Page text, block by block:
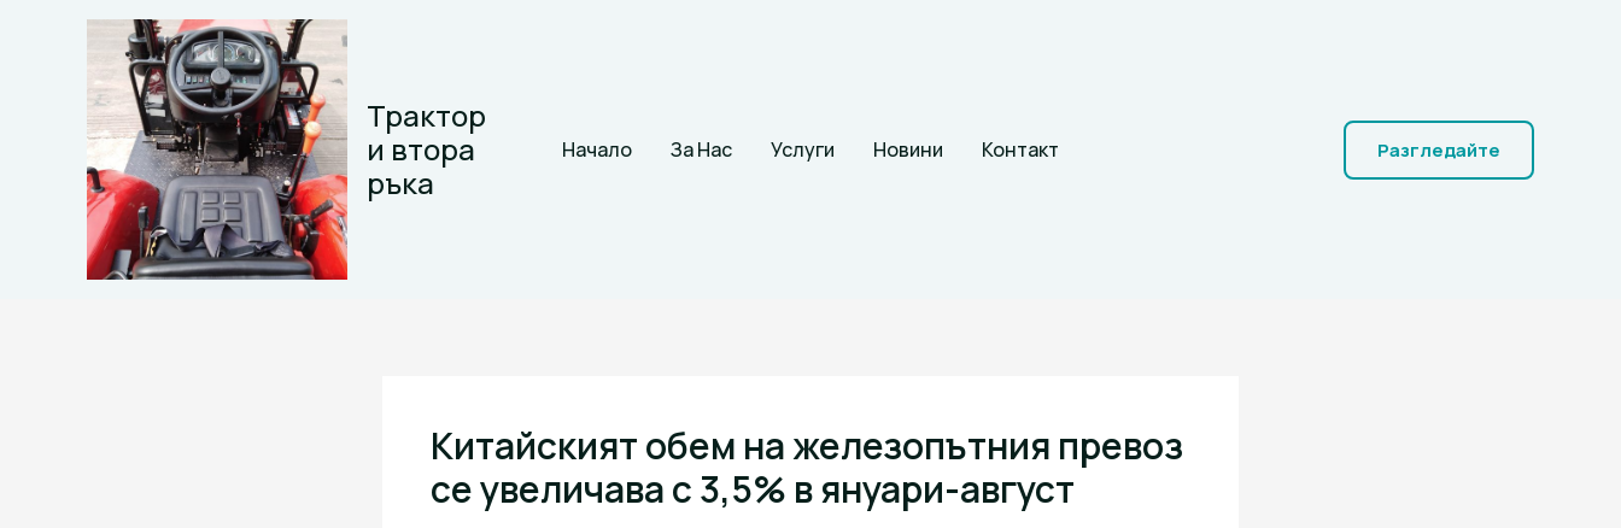
Трактор
и втора
ръка
Начало За Нас Услуги Новини Контакт Разгледайте
Китайският обем на железопътния превоз
се увеличава с 3,5% в януари-август